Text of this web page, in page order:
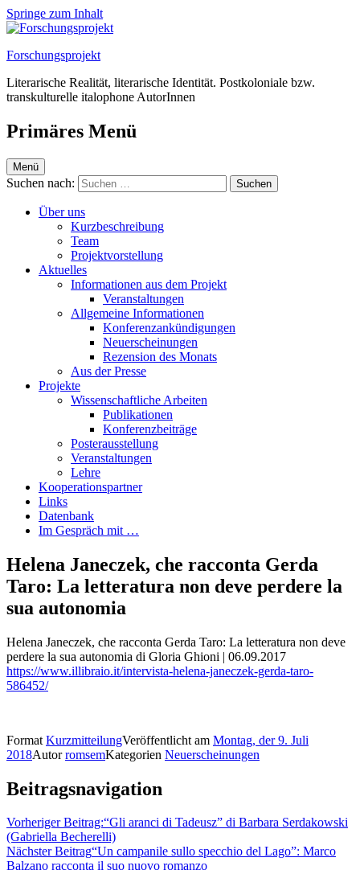
Springe zum Inhalt
Forschungsprojekt
Literarische Realität, literarische Identität. Postkoloniale bzw.
transkulturelle italophone AutorInnen
Primäres Menü
Menü
Suchen nach:
Über uns
Kurzbeschreibung
Team
Projektvorstellung
Aktuelles
Informationen aus dem Projekt
Veranstaltungen
Allgemeine Informationen
Konferenzankündigungen
Neuerscheinungen
Rezension des Monats
Aus der Presse
Projekte
Wissenschaftliche Arbeiten
Publikationen
Konferenzbeiträge
Posterausstellung
Veranstaltungen
Lehre
Kooperationspartner
Links
Datenbank
Im Gespräch mit …
Helena Janeczek, che racconta Gerda
Taro: La letteratura non deve perdere la
sua autonomia
Helena Janeczek, che racconta Gerda Taro: La letteratura non deve
perdere la sua autonomia di Gloria Ghioni | 06.09.2017
https://www.illibraio.it/intervista-helena-janeczek-gerda-taro-
586452/
Format KurzmitteilungVeröffentlicht am Montag, der 9. Juli
2018AutorromsemKategorien Neuerscheinungen
Beitragsnavigation
Vorheriger Beitrag:“Gli aranci di Tadeusz” di Barbara Serdakowski
(Gabriella Becherelli)
Nächster Beitrag“Un campanile sullo specchio del Lago”: Marco
Balzano racconta il suo nuovo romanzo